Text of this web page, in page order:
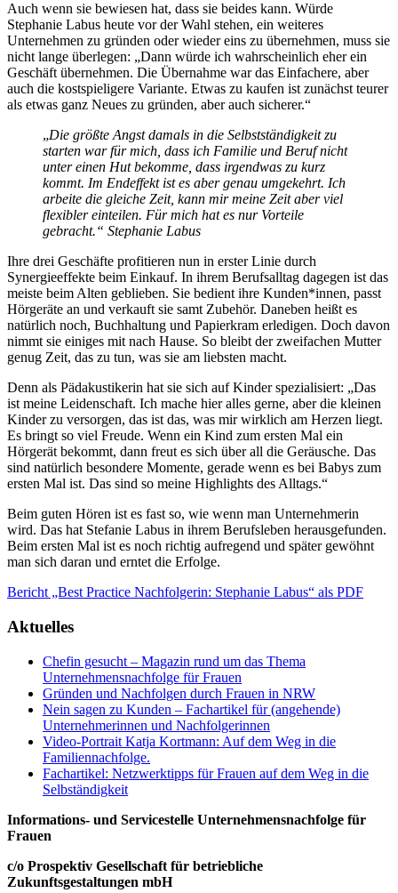
Auch wenn sie bewiesen hat, dass sie beides kann. Würde
Stephanie Labus heute vor der Wahl stehen, ein weiteres
Unternehmen zu gründen oder wieder eins zu übernehmen, muss sie
nicht lange überlegen: „Dann würde ich wahrscheinlich eher ein
Geschäft übernehmen. Die Übernahme war das Einfachere, aber
auch die kostspieligere Variante. Etwas zu kaufen ist zunächst teurer
als etwas ganz Neues zu gründen, aber auch sicherer.“
„Die größte Angst damals in die Selbstständigkeit zu
starten war für mich, dass ich Familie und Beruf nicht
unter einen Hut bekomme, dass irgendwas zu kurz
kommt. Im Endeffekt ist es aber genau umgekehrt. Ich
arbeite die gleiche Zeit, kann mir meine Zeit aber viel
flexibler einteilen. Für mich hat es nur Vorteile
gebracht.“ Stephanie Labus
Ihre drei Geschäfte profitieren nun in erster Linie durch
Synergieeffekte beim Einkauf. In ihrem Berufsalltag dagegen ist das
meiste beim Alten geblieben. Sie bedient ihre Kunden*innen, passt
Hörgeräte an und verkauft sie samt Zubehör. Daneben heißt es
natürlich noch, Buchhaltung und Papierkram erledigen. Doch davon
nimmt sie einiges mit nach Hause. So bleibt der zweifachen Mutter
genug Zeit, das zu tun, was sie am liebsten macht.
Denn als Pädakustikerin hat sie sich auf Kinder spezialisiert: „Das
ist meine Leidenschaft. Ich mache hier alles gerne, aber die kleinen
Kinder zu versorgen, das ist das, was mir wirklich am Herzen liegt.
Es bringt so viel Freude. Wenn ein Kind zum ersten Mal ein
Hörgerät bekommt, dann freut es sich über all die Geräusche. Das
sind natürlich besondere Momente, gerade wenn es bei Babys zum
ersten Mal ist. Das sind so meine Highlights des Alltags.“
Beim guten Hören ist es fast so, wie wenn man Unternehmerin
wird. Das hat Stefanie Labus in ihrem Berufsleben herausgefunden.
Beim ersten Mal ist es noch richtig aufregend und später gewöhnt
man sich daran und erntet die Erfolge.
Bericht „Best Practice Nachfolgerin: Stephanie Labus“ als PDF
Aktuelles
Chefin gesucht – Magazin rund um das Thema
Unternehmensnachfolge für Frauen
Gründen und Nachfolgen durch Frauen in NRW
Nein sagen zu Kunden – Fachartikel für (angehende)
Unternehmerinnen und Nachfolgerinnen
Video-Portrait Katja Kortmann: Auf dem Weg in die
Familiennachfolge.
Fachartikel: Netzwerktipps für Frauen auf dem Weg in die
Selbständigkeit
Informations- und Servicestelle Unternehmensnachfolge für
Frauen
c/o Prospektiv Gesellschaft für betriebliche
Zukunftsgestaltungen mbH